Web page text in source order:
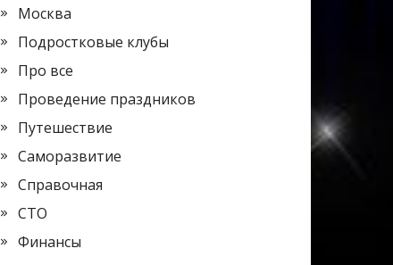
Москва
Подростковые клубы
Про все
Проведение праздников
Путешествие
Саморазвитие
Справочная
СТО
Финансы